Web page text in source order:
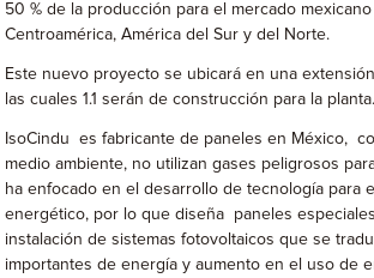
50 % de la producción para el mercado
Centroamérica, América del Sur y del Norte.
Este nuevo proyecto se ubicará en una
las cuales 1.1 serán de construcción para la planta.
IsoCindu es fabricante de paneles en México,
medio ambiente, no utilizan gases peligrosos
ha enfocado en el desarrollo de tecnología para
energético, por lo que diseña paneles
instalación de sistemas fotovoltaicos que se
importantes de energía y aumento en el uso de